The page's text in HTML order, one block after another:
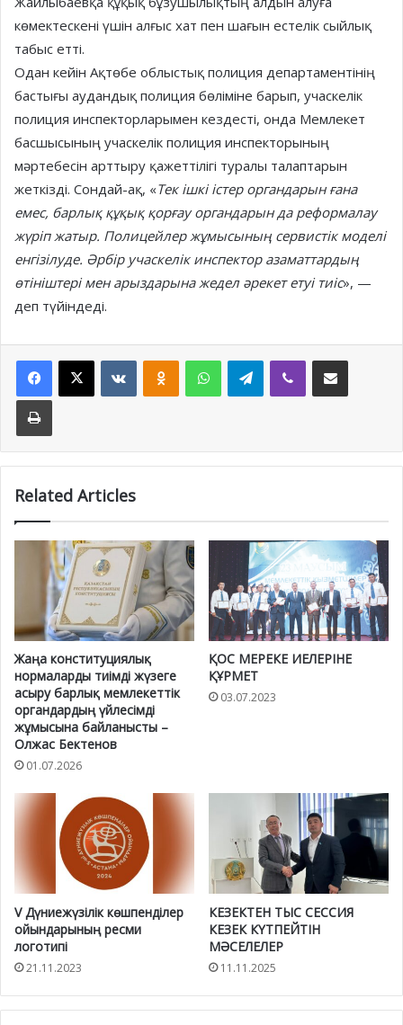
көмектескені үшін алғыс хат пен шағын естелік сыйлық
табыс етті.
Одан кейін Ақтөбе облыстық полиция департаментінің
бастығы аудандық полиция бөліміне барып, учаскелік
полиция инспекторларымен кездесті, онда Мемлекет
басшысының учаскелік полиция инспекторының
мәртебесін арттыру қажеттілігі туралы талаптарын
жеткізді. Сондай-ақ, «Тек ішкі істер органдарын ғана
емес, барлық құқық қорғау органдарын да реформалау
жүріп жатыр. Полицейлер жұмысының сервистік моделі
енгізілуде. Әрбір учаскелік инспектор азаматтардың
өтініштері мен арыздарына жедел әрекет етуі тиіс», —
деп түйіндеді.
Facebook
X VKontakteOdnoklassniki
WhatsAppTelegramViber Share via Email
Print
Related Articles
Жаңа конституциялық
нормаларды тиімді жүзеге
асыру барлық мемлекеттік
органдардың үйлесімді
жұмысына байланысты –
Олжас Бектенов
01.07.2026
ҚОС МЕРЕКЕ ИЕЛЕРІНЕ
ҚҰРМЕТ
03.07.2023
V Дүниежүзілік көшпенділер
ойындарының ресми
логотипі
21.11.2023
КЕЗЕКТЕН ТЫС СЕССИЯ
КЕЗЕК КҮТПЕЙТІН
МӘСЕЛЕЛЕР
11.11.2025